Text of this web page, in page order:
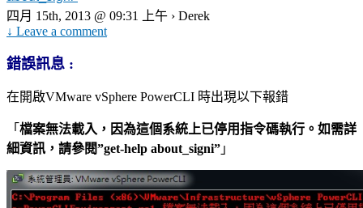
四月 15th, 2013 @ 09:31 上午 › Derek
↓ Leave a comment
錯誤訊息 :
在開啟VMware vSphere PowerCLI 時出現以下報錯
「 檔案無法載入，因為這個系統上已停用指令碼執行。如需詳
細資訊，請參閱”get-help about_signi” 」